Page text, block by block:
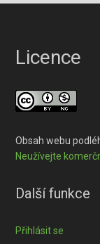
Licence
Obsah webu
Neužívejte
Další funkce
Přihlásit se